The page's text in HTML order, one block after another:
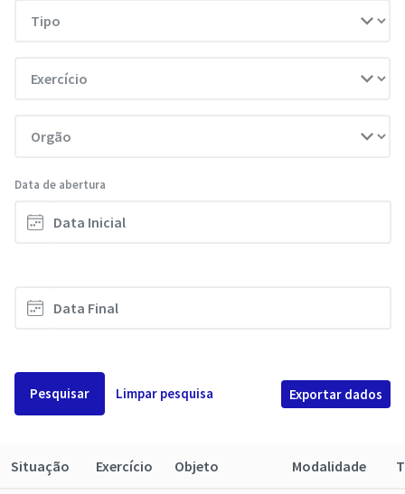
Data de abertura
Pesquisar Limpar pesquisa Exportar dados
Situação Exercício Objeto Modalidade